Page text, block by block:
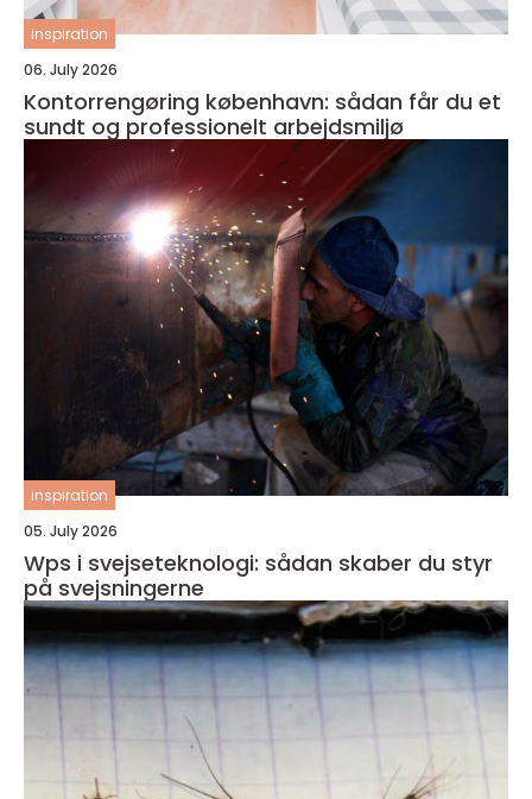
inspiration
06. July 2026
Kontorrengøring københavn: sådan får du et
sundt og professionelt arbejdsmiljø
inspiration
05. July 2026
Wps i svejseteknologi: sådan skaber du styr
på svejsningerne